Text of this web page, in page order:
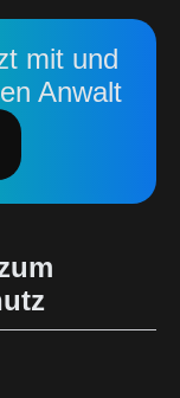
mit und
Anwalt